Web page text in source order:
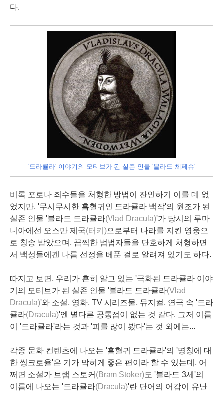
다.
'드라큘라' 이야기의 모티브가 된 실존 인물 '블라드 체페슈'
비록 포로나 죄수들을 처형한 방법이 잔인하기 이를 데 없
었지만, '무시무시한 흡혈귀인 드라큘라 백작'의 원조가 된
실존 인물 '블라드 드라큘라(Vlad Dracula)'가 당시의 루마
니아에선 오스만 제국(터키)으로부터 나라를 지킨 영웅으
로 칭송 받았으며, 끔찍한 범법자들을 단호하게 처형하면
서 백성들에겐 나름 선정을 베푼 걸로 알려져 있기도 하다.
따지고 보면, 우리가 흔히 알고 있는 '극화된 드라큘라 이야
기의 모티브가 된 실존 인물 '블라드 드라큘라(Vlad
Dracula)'와 소설, 영화, TV 시리즈물, 뮤지컬, 연극 속 '드라
큘라(Dracula)'엔 별다른 공통점이 없는 것 같다. 그저 이름
이 '드라큘라'라는 것과 '피를 많이 봤다'는 것 외에는...
각종 문화 컨텐츠에 나오는 '흡혈귀 드라큘라'의 '명칭에 대
한 씽크로율'은 기가 막히게 좋은 편이라 할 수 있는데, 어
쩌면 소설가 브램 스토커 (Bram Stoker)도 '블라드 3세'의
이름에 나오는 '드라큘라(Dracula)'란 단어의 어감이 유난